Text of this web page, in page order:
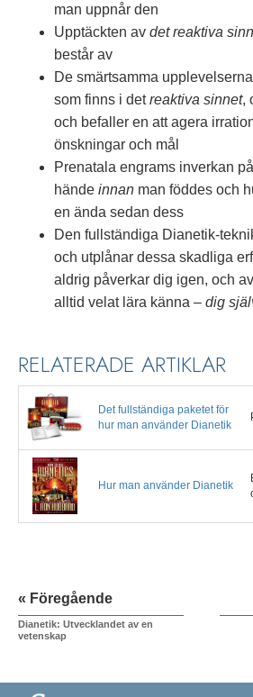
man uppnår den
Upptäckten av det reaktiva
består av
De smärtsamma
som finns i detreaktiva sinnet,
och befaller en att agera
önskningar och mål
Prenatala engrams inverkan
hände innan man föddes och
en ända sedan dess
Den fullständiga Dianetik-
och utplånar dessa skadliga
aldrig påverkar dig igen, och
alltid velat lära känna – dig
RELATERADE ARTIKLAR
Det fullständiga paketet för
hur man använder Dianetik
Hur man använder Dianetik
« Föregående
Dianetik: Utvecklandet av en
vetenskap